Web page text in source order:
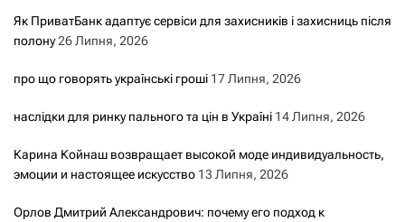
Як ПриватБанк адаптує сервіси для захисників і захисниць після
полону26 Липня, 2026
про що говорять українські гроші 17 Липня, 2026
наслідки для ринку пального та цін в Україні 14 Липня, 2026
Карина Койнаш возвращает высокой моде индивидуальность,
эмоции и настоящее искусство 13 Липня, 2026
Орлов Дмитрий Александрович: почему его подход к